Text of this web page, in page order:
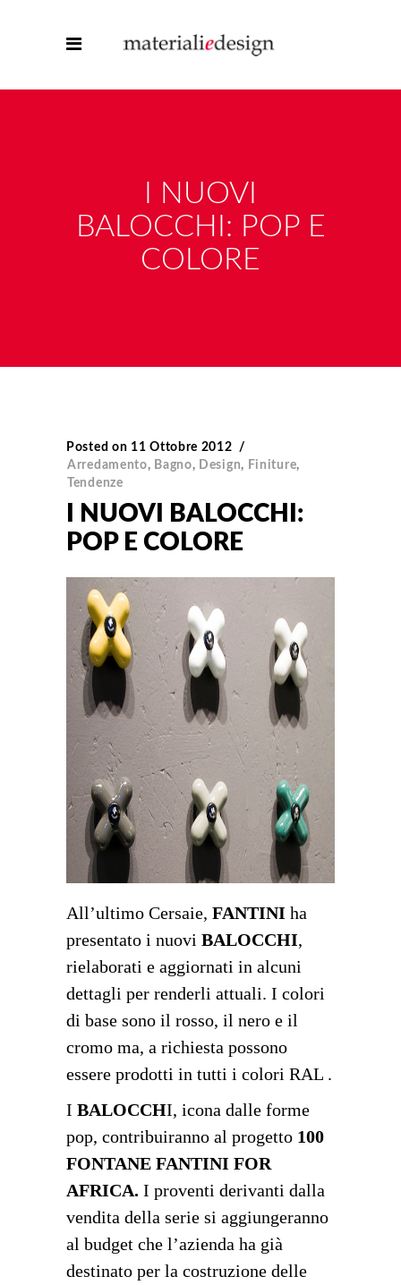
I NUOVI
BALOCCHI: POP E
COLORE
Posted on 11 Ottobre 2012
Arredamento, Bagno, Design, Finiture,
Tendenze
I NUOVI BALOCCHI:
POP E COLORE
All’ultimo Cersaie, FANTINI ha
presentato i nuovi BALOCCHI,
rielaborati e aggiornati in alcuni
dettagli per renderli attuali. I colori
di base sono il rosso, il nero e il
cromo ma, a richiesta possono
essere prodotti in tutti i colori RAL .
I BALOCCHI, icona dalle forme
pop, contribuiranno al progetto 100
FONTANE FANTINI FOR
AFRICA. I proventi derivanti dalla
vendita della serie si aggiungeranno
al budget che l’azienda ha già
destinato per la costruzione delle